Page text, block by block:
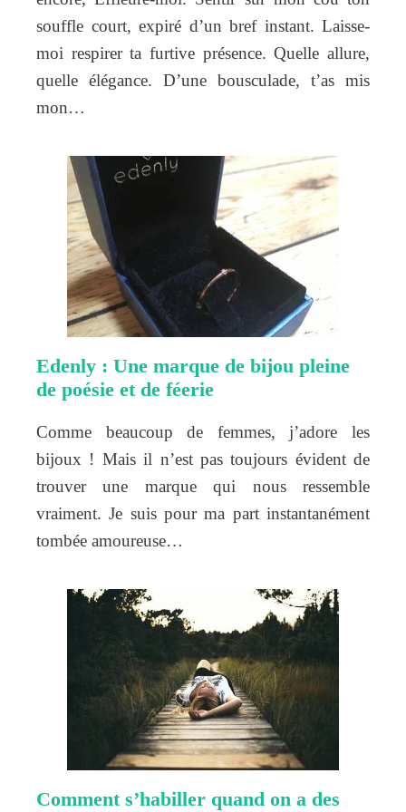
souffle court, expiré d’un bref instant. Laisse-
moi respirer ta furtive présence. Quelle allure,
quelle élégance. D’une bousculade, t’as mis
mon…
Edenly : Une marque de bijou pleine
de poésie et de féerie
Comme beaucoup de femmes, j’adore les
bijoux ! Mais il n’est pas toujours évident de
trouver une marque qui nous ressemble
vraiment. Je suis pour ma part instantanément
tombée amoureuse…
Comment s’habiller quand on a des